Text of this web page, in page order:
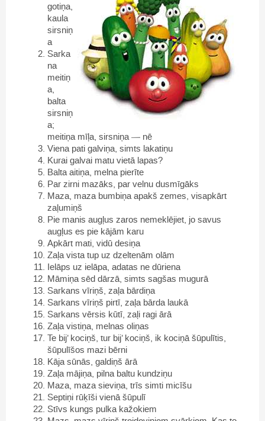
gotiņa,
kaula
sirsniņ
a
Sarka
na
meitiņ
a,
balta
sirsniņ
a;
meitiņa mīļa, sirsniņa — nē
Viena pati galviņa, simts lakatiņu
Kurai galvai matu vietā lapas?
Balta aitiņa, melna pierīte
Par zirni mazāks, par velnu dusmīgāks
Maza, maza bumbiņa apakš zemes, visapkārt
zaļumiņš
Pie manis augļus zaros nemeklējiet, jo savus
augļus es pie kājām karu
Apkārt mati, vidū desiņa
Zaļa vista tup uz dzeltenām olām
Ielāps uz ielāpa, adatas ne dūriena
Māmiņa sēd dārzā, simts sagšas mugurā
Sarkans vīriņš, zaļa bārdiņa
Sarkans vīriņš pirtī, zaļa bārda laukā
Sarkans vērsis kūtī, zaļi ragi ārā
Zaļa vistiņa, melnas oliņas
Te bij’ kociņš, tur bij’ kociņš, ik kociņā šūpulītis,
šūpulīšos mazi bērni
Kāja sūnās, galdiņš ārā
Zaļa mājiņa, pilna baltu kundziņu
Maza, maza sieviņa, trīs simti micīšu
Septiņi rūķīši vienā šūpulī
Stīvs kungs pulka kažokiem